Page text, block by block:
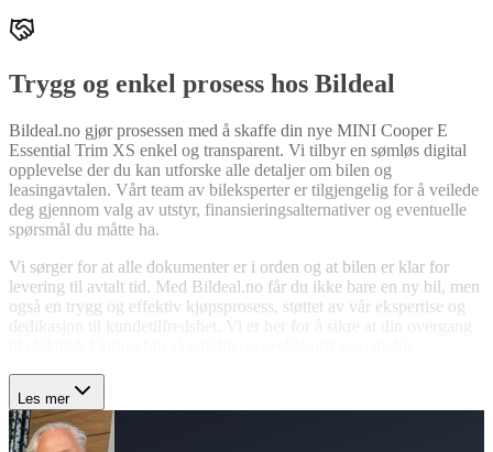
Trygg og enkel prosess hos Bildeal
Bildeal.no gjør prosessen med å skaffe din nye MINI Cooper E
Essential Trim XS enkel og transparent. Vi tilbyr en sømløs digital
opplevelse der du kan utforske alle detaljer om bilen og
leasingavtalen. Vårt team av bileksperter er tilgjengelig for å veilede
deg gjennom valg av utstyr, finansieringsalternativer og eventuelle
spørsmål du måtte ha.
Vi sørger for at alle dokumenter er i orden og at bilen er klar for
levering til avtalt tid. Med Bildeal.no får du ikke bare en ny bil, men
også en trygg og effektiv kjøpsprosess, støttet av vår ekspertise og
dedikasjon til kundetilfredshet. Vi er her for å sikre at din overgang
Les mer